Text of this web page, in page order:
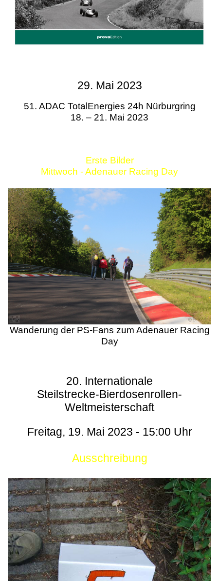
29. Mai 2023
51. ADAC TotalEnergies 24h Nürburgring
18. – 21. Mai 2023
Erste Bilder
Mittwoch - Adenauer Racing Day
Wanderung der PS-Fans zum Adenauer Racing
Day
20. Internationale
Steilstrecke-Bierdosenrollen-
Weltmeisterschaft
Freitag, 19. Mai 2023 - 15:00 Uhr
Ausschreibung